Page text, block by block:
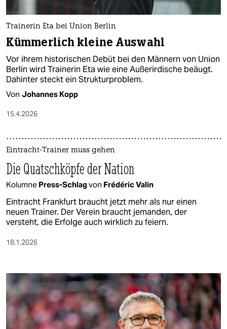
Trainerin Eta bei Union Berlin
Kümmerlich kleine Auswahl
Vor ihrem historischen Debüt bei den Männern von Union
Berlin wird Trainerin Eta wie eine Außerirdische beäugt.
Dahinter steckt ein Strukturproblem.
Von Johannes Kopp
15.4.2026
Eintracht-Trainer muss gehen
Die Quatschköpfe der Nation
Kolumne Press-Schlagvon Frédéric Valin
Eintracht Frankfurt braucht jetzt mehr als nur einen
neuen Trainer. Der Verein braucht jemanden, der
versteht, die Erfolge auch wirklich zu feiern.
18.1.2026